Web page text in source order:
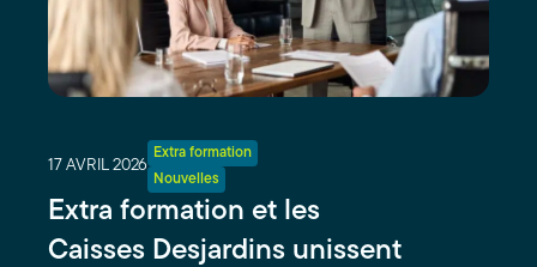
17 AVRIL 2026
Extra formation
Nouvelles
Extra formation et les
Caisses Desjardins unissent